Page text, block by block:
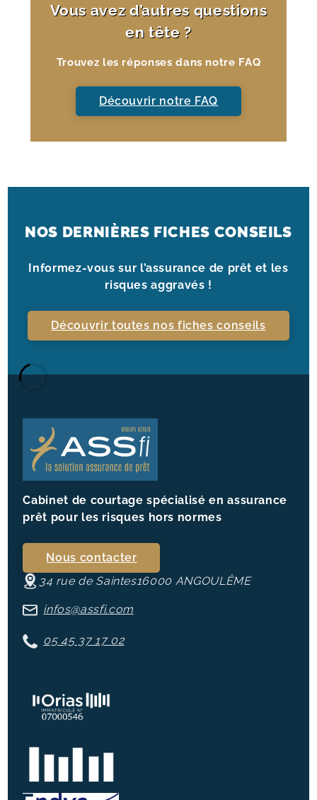
Vous avez d’autres questions
en tête ?
Trouvez les réponses dans notre FAQ
Découvrir notre FAQ
NOS DERNIÈRES FICHES CONSEILS
Informez-vous sur l’assurance de prêt et les
risques aggravés !
Découvrir toutes nos fiches conseils
Cabinet de courtage spécialisé en assurance
prêt pour les risques hors normes
Nous contacter
34 rue de Saintes16000 ANGOULÊME
infos@assfi.com
05 45 37 17 02